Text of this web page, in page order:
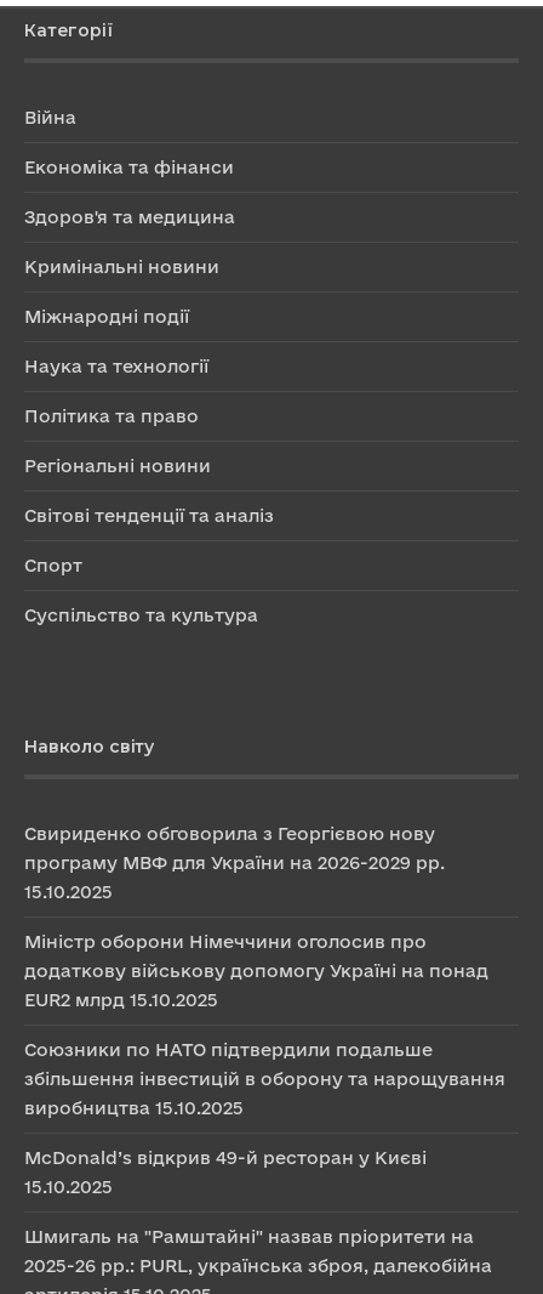
Категорії
Війна
Економіка та фінанси
Здоров'я та медицина
Кримінальні новини
Міжнародні події
Наука та технології
Політика та право
Регіональні новини
Світові тенденції та аналіз
Спорт
Суспільство та культура
Навколо світу
Свириденко обговорила з Георгієвою нову
програму МВФ для України на 2026-2029 рр.
15.10.2025
Міністр оборони Німеччини оголосив про
додаткову військову допомогу Україні на понад
EUR2 млрд 15.10.2025
Союзники по НАТО підтвердили подальше
збільшення інвестицій в оборону та нарощування
виробництва 15.10.2025
McDonald’s відкрив 49-й ресторан у Києві
15.10.2025
Шмигаль на "Рамштайні" назвав пріоритети на
2025-26 рр.: PURL, українська зброя, далекобійна